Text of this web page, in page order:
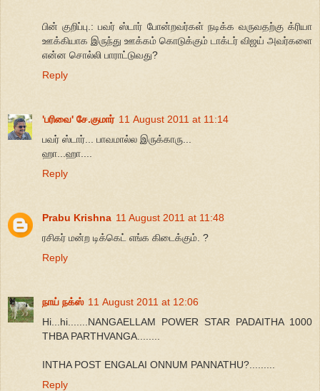
பின் குறிப்பு.: பவர் ஸ்டார் போன்றவர்கள் நடிக்க வருவதற்கு க்ரியா
ஊக்கியாக இருந்து ஊக்கம் கொடுக்கும் டாக்டர் விஜய் அவர்களை
என்ன சொல்லி பாராட்டுவது?
Reply
'பரிவை' சே.குமார் 11 August 2011 at 11:14
பவர் ஸ்டார்... பாவமால்ல இருக்காரு...
ஹா...ஹா....
Reply
Prabu Krishna 11 August 2011 at 11:48
ரசிகர் மன்ற டிக்கெட் எங்க கிடைக்கும். ?
Reply
நாய் நக்ஸ் 11 August 2011 at 12:06
Hi...hi.......NANGAELLAM POWER STAR PADAITHA 1000
THBA PARTHVANGA........
INTHA POST ENGALAI ONNUM PANNATHU?.........
Reply